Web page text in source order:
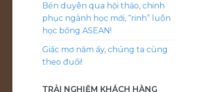
Bén duyên qua hội thảo, chinh
phục ngành học mới, “rinh” luôn
học bổng ASEAN!
Giấc mơ năm ấy, chúng ta cùng
theo đuổi!
TRẢI NGHIỆM KHÁCH HÀNG